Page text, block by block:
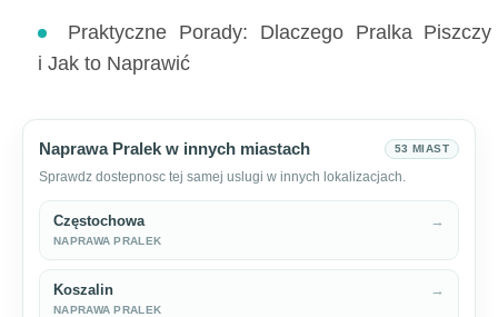
Praktyczne Porady: Dlaczego Pralka Piszczy
i Jak to Naprawić
Naprawa Pralek w innych miastach 53 MIAST
Sprawdz dostepnosc tej samej uslugi w innych lokalizacjach.
Częstochowa
NAPRAWA PRALEK
→
Koszalin
NAPRAWA PRALEK
→